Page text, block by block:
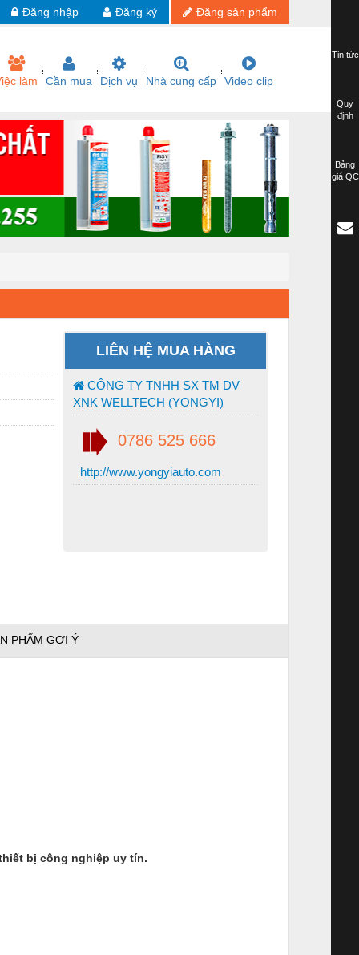
Đăng sản phẩm
Đăng ký
Đăng nhập
làm Cần mua Dịch vụ Nhà cung cấp Video clip
LIÊN HỆ MUA HÀNG
CÔNG TY TNHH SX TM DV
XNK WELLTECH (YONGYI)
0786 525 666
http://www.yongyiauto.com
PHẨM GỢI Ý
thiết bị công nghiệp uy tín.
Tin tức
Quy
định
Bảng
giá QC